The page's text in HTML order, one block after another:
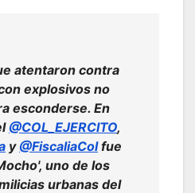
atentaron contra
explosivos no
esconderse. En
@COL_EJERCITO,
y @FiscaliaColfue
uno de los
urbanas del